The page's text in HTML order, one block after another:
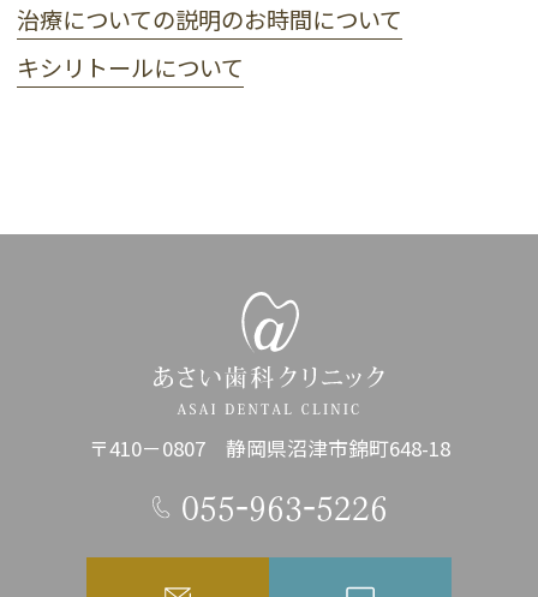
治療についての説明のお時間について
キシリトールについて
〒410－0807 静岡県沼津市錦町648-18
055-963-5226